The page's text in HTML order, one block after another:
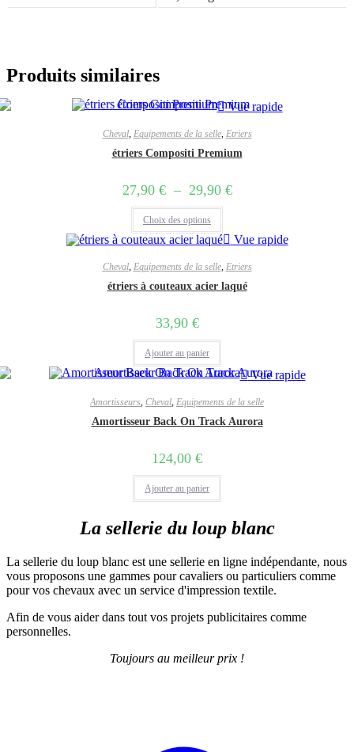
Produits similaires
Vue rapide
Cheval, Equipements de la selle, Etriers
étriers Compositi Premium
27,90 € – 29,90 €Plage
27,90 €
à
29,90 €
Choix des options
a
plusieurs
variations.
Les
options
du
Vue rapide
Cheval, Equipements de la selle, Etriers
étriers à couteaux acier laqué
33,90 €
Ajouter au panier
Vue rapide
Amortisseurs Cheval Equipements de la selle
Amortisseur Back On Track Aurora
124,00 €
Ajouter au panier
La sellerie du loup blanc
La sellerie du loup blanc est une sellerie en ligne indépendante, nous
vous proposons une gammes pour cavaliers ou particuliers comme
pour vos chevaux avec un service d'impression textile.
Afin de vous aider dans tout vos projets publicitaires comme
personnelles.
Toujours au meilleur prix !